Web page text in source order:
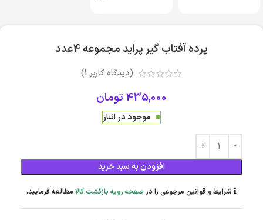
پرده آفتاب گیر پراید مجموعه 4عدد
(دیدگاه کاربر 1
)
435,000 تومان
موجود در انبار
افزودن به سبد خرید
شرایط و قوانین مرجوعی را در صفحه رویه بازگشت کالا مطالعه فرمایید.